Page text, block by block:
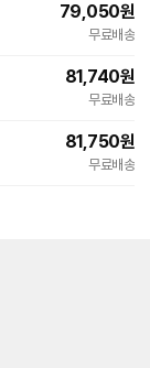
79,050원
무료배송
81,740원
무료배송
81,750원
무료배송